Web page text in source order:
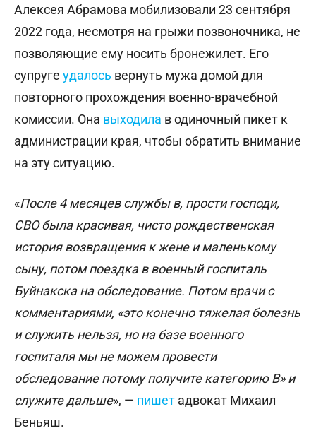
Алексея Абрамова мобилизовали 23 сентября
2022 года, несмотря на грыжи позвоночника, не
позволяющие ему носить бронежилет. Его
супруге удалось вернуть мужа домой для
повторного прохождения военно-врачебной
комиссии. Она выходила в одиночный пикет к
администрации края, чтобы обратить внимание
на эту ситуацию.
«После 4 месяцев службы в, прости господи,
СВО была красивая, чисто рождественская
история возвращения к жене и маленькому
сыну, потом поездка в военный госпиталь
Буйнакска на обследование. Потом врачи с
комментариями, «это конечно тяжелая болезнь
и служить нельзя, но на базе военного
госпиталя мы не можем провести
обследование потому получите категорию В» и
служите дальше», — пишет адвокат Михаил
Беньяш.